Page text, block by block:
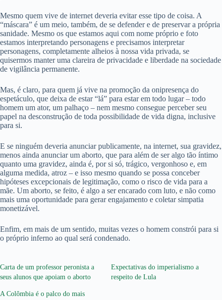
Mesmo quem vive de internet deveria evitar esse tipo de coisa. A
“máscara” é um meio, também, de se defender e de preservar a própria
sanidade. Mesmo os que estamos aqui com nome próprio e foto
estamos interpretando personagens e precisamos interpretar
personagens, completamente alheios à nossa vida privada, se
quisermos manter uma clareira de privacidade e liberdade na sociedade
de vigilância permanente.
Mas, é claro, para quem já vive na promoção da onipresença do
espetáculo, que deixa de estar “lá” para estar em todo lugar – todo
homem um ator, um palhaço – nem mesmo consegue perceber seu
papel na desconstrução de toda possibilidade de vida digna, inclusive
para si.
E se ninguém deveria anunciar publicamente, na internet, sua gravidez,
menos ainda anunciar um aborto, que para além de ser algo tão íntimo
quanto uma gravidez, ainda é, por si só, trágico, vergonhoso e, em
alguma medida, atroz – e isso mesmo quando se possa conceber
hipóteses excepcionais de legitimação, como o risco de vida para a
mãe. Um aborto, se feito, é algo a ser encarado com luto, e não como
mais uma oportunidade para gerar engajamento e coletar simpatia
monetizável.
Enfim, em mais de um sentido, muitas vezes o homem constrói para si
o próprio inferno ao qual será condenado.
Carta de um professor peronista a
seus alunos que apoiam o aborto
Expectativas do imperialismo a
respeito de Lula
A Colômbia é o palco do mais